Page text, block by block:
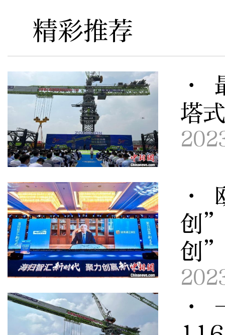
精彩推荐
·
塔
·
创
创”
·